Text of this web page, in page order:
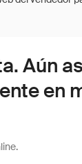
Aún
en